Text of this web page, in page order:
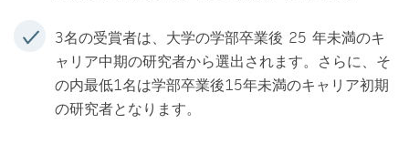
3名の受賞者は、大学の学部卒業後 25 年未満のキ
ャリア中期の研究者から選出されます。さらに、そ
の内最低1名は学部卒業後15年未満のキャリア初期
の研究者となります。